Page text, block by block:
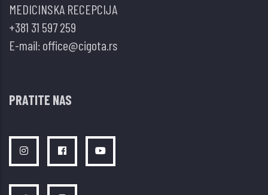
MEDICINSKA RECEPCIJA
+381 31 597 259
E-mail: office@cigota.rs
PRATITE NAS